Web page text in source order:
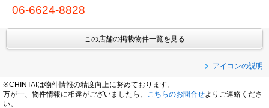
06-6624-8828
この店舗の掲載物件一覧を見る
アイコンの説明
※CHINTAIは物件情報の精度向上に努めております。
万が一、物件情報に相違がございましたら、
こちらのお問合せよりご連絡くださ
い。